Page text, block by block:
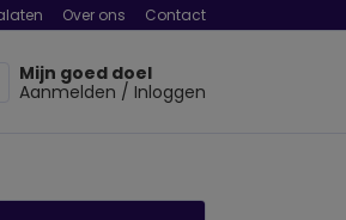
Over ons Contact
Mijn goed doel
Aanmelden / Inloggen